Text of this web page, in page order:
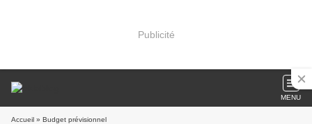
Publicité
MENU
Accueil » Budget prévisionnel